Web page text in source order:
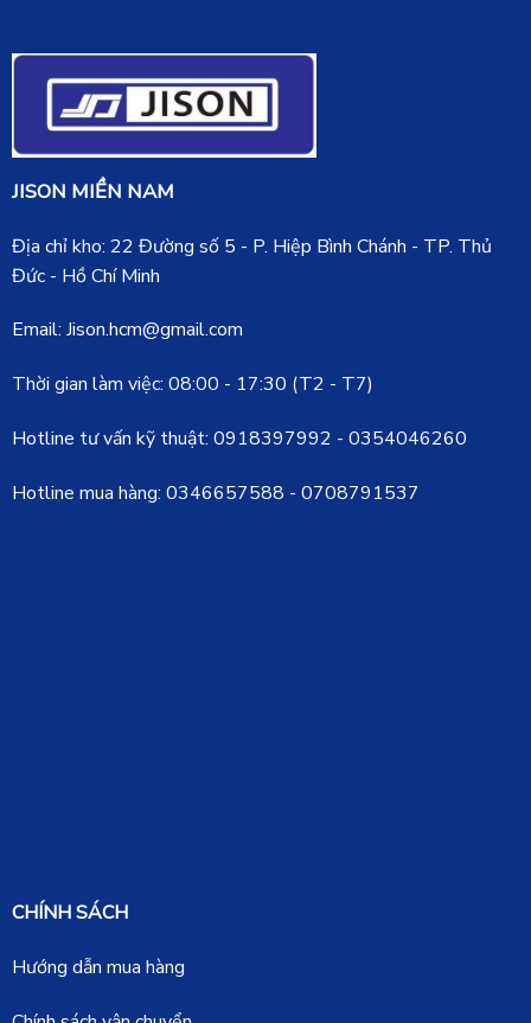
JISON MIỀN NAM
Địa chỉ kho: 22 Đường số 5 - P. Hiệp Bình Chánh - TP. Thủ
Đức - Hồ Chí Minh
Email: Jison.hcm@gmail.com
Thời gian làm việc: 08:00 - 17:30 (T2 - T7)
Hotline tư vấn kỹ thuật: 0918397992 - 0354046260
Hotline mua hàng: 0346657588 - 0708791537
CHÍNH SÁCH
Hướng dẫn mua hàng